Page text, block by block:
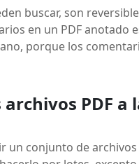
buscar, son
en un PDF anotado
porque los
PDF a
conjunto de